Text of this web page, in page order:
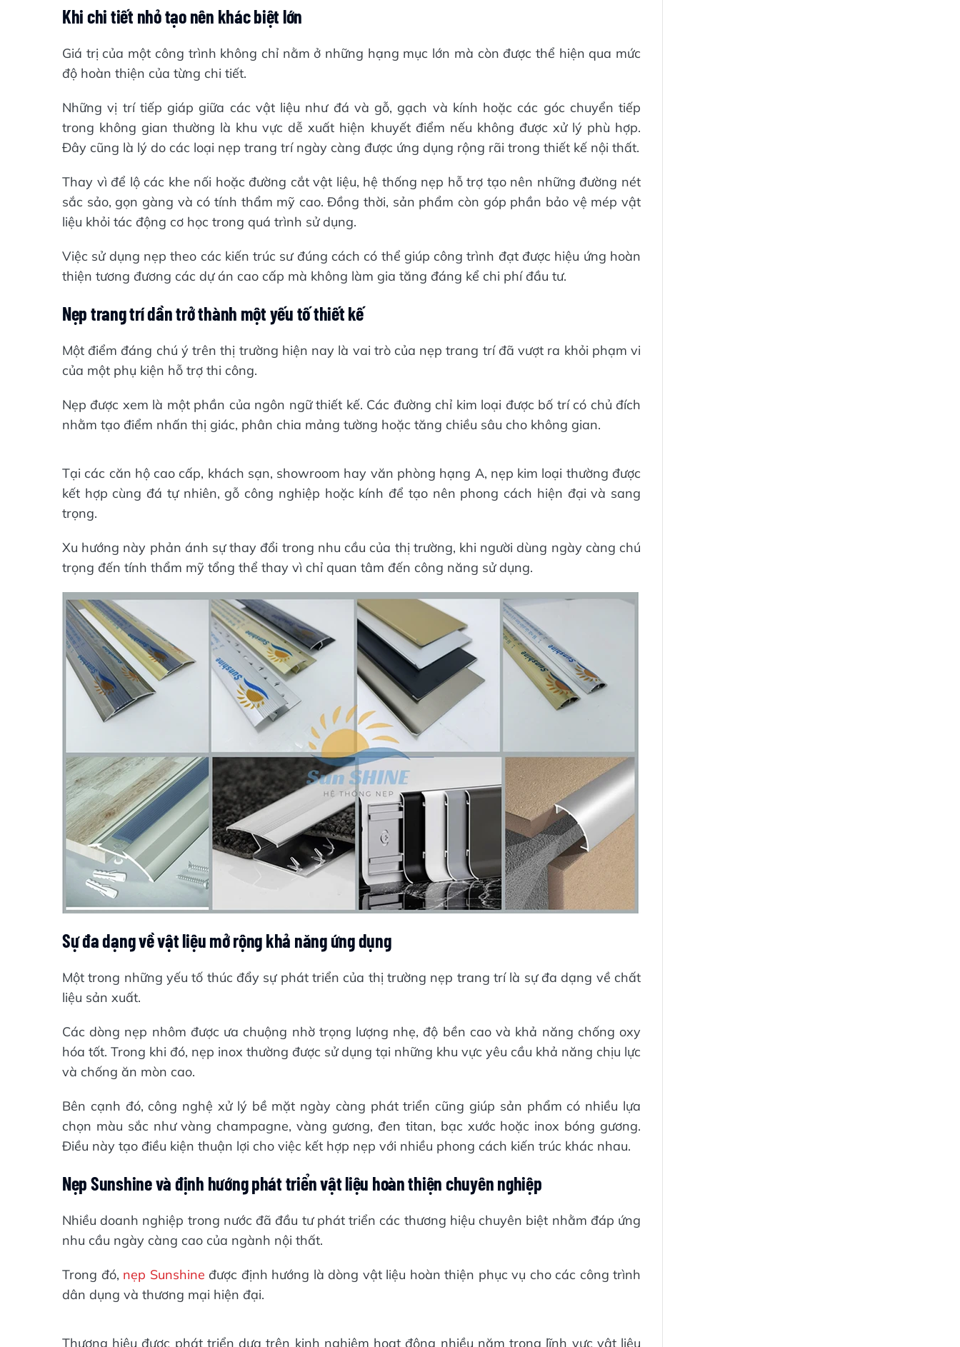
Khi chi tiết nhỏ tạo nên khác biệt lớn
Giá trị của một công trình không chỉ nằm ở những hạng mục lớn mà còn được thể hiện qua mức
độ hoàn thiện của từng chi tiết.
Những vị trí tiếp giáp giữa các vật liệu như đá và gỗ, gạch và kính hoặc các góc chuyển tiếp
trong không gian thường là khu vực dễ xuất hiện khuyết điểm nếu không được xử lý phù hợp.
Đây cũng là lý do các loại nẹp trang trí ngày càng được ứng dụng rộng rãi trong thiết kế nội thất.
Thay vì để lộ các khe nối hoặc đường cắt vật liệu, hệ thống nẹp hỗ trợ tạo nên những đường nét
sắc sảo, gọn gàng và có tính thẩm mỹ cao. Đồng thời, sản phẩm còn góp phần bảo vệ mép vật
liệu khỏi tác động cơ học trong quá trình sử dụng.
Việc sử dụng nẹp theo các kiến trúc sư đúng cách có thể giúp công trình đạt được hiệu ứng hoàn
thiện tương đương các dự án cao cấp mà không làm gia tăng đáng kể chi phí đầu tư.
Nẹp trang trí dần trở thành một yếu tố thiết kế
Một điểm đáng chú ý trên thị trường hiện nay là vai trò của nẹp trang trí đã vượt ra khỏi phạm vi
của một phụ kiện hỗ trợ thi công.
Nẹp được xem là một phần của ngôn ngữ thiết kế. Các đường chỉ kim loại được bố trí có chủ đích
nhằm tạo điểm nhấn thị giác, phân chia mảng tường hoặc tăng chiều sâu cho không gian.
Tại các căn hộ cao cấp, khách sạn, showroom hay văn phòng hạng A, nẹp kim loại thường được
kết hợp cùng đá tự nhiên, gỗ công nghiệp hoặc kính để tạo nên phong cách hiện đại và sang
trọng.
Xu hướng này phản ánh sự thay đổi trong nhu cầu của thị trường, khi người dùng ngày càng chú
trọng đến tính thẩm mỹ tổng thể thay vì chỉ quan tâm đến công năng sử dụng.
Sự đa dạng về vật liệu mở rộng khả năng ứng dụng
Một trong những yếu tố thúc đẩy sự phát triển của thị trường nẹp trang trí là sự đa dạng về chất
liệu sản xuất.
Các dòng nẹp nhôm được ưa chuộng nhờ trọng lượng nhẹ, độ bền cao và khả năng chống oxy
hóa tốt. Trong khi đó, nẹp inox thường được sử dụng tại những khu vực yêu cầu khả năng chịu lực
và chống ăn mòn cao.
Bên cạnh đó, công nghệ xử lý bề mặt ngày càng phát triển cũng giúp sản phẩm có nhiều lựa
chọn màu sắc như vàng champagne, vàng gương, đen titan, bạc xước hoặc inox bóng gương.
Điều này tạo điều kiện thuận lợi cho việc kết hợp nẹp với nhiều phong cách kiến trúc khác nhau.
Nẹp Sunshine và định hướng phát triển vật liệu hoàn thiện chuyên nghiệp
Nhiều doanh nghiệp trong nước đã đầu tư phát triển các thương hiệu chuyên biệt nhằm đáp ứng
nhu cầu ngày càng cao của ngành nội thất.
Trong đó, nẹp Sunshine được định hướng là dòng vật liệu hoàn thiện phục vụ cho các công trình
dân dụng và thương mại hiện đại.
Thương hiệu được phát triển dựa trên kinh nghiệm hoạt động nhiều năm trong lĩnh vực vật liệu